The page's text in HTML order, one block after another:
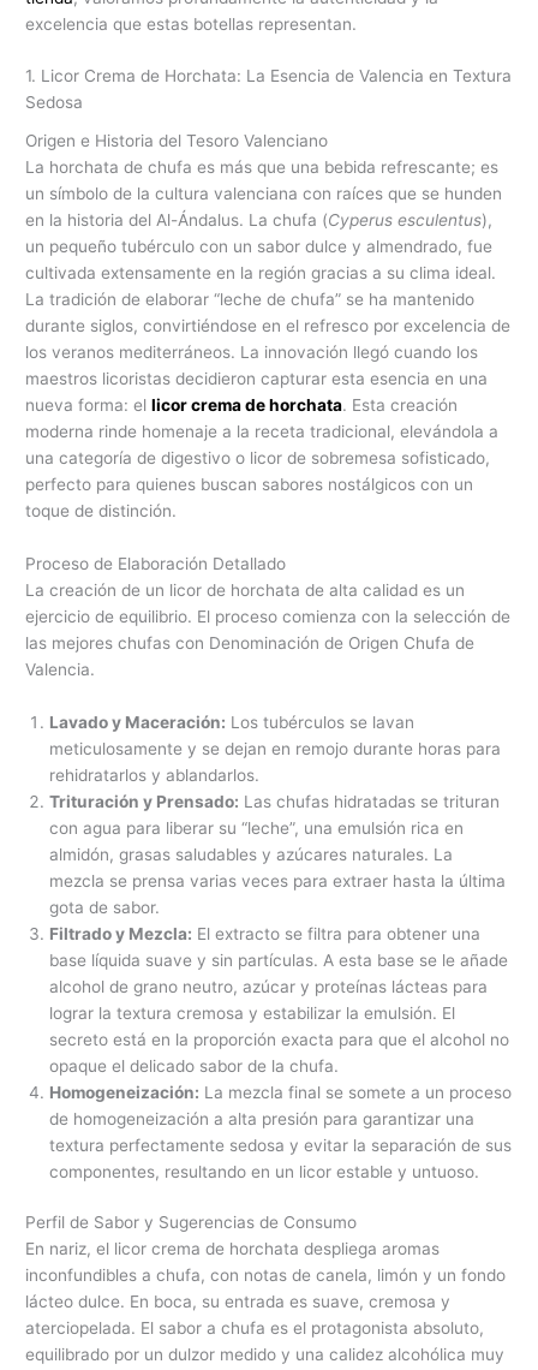
excelencia que estas botellas representan.
1. Licor Crema de Horchata: La Esencia de Valencia en Textura
Sedosa
Origen e Historia del Tesoro Valenciano
La horchata de chufa es más que una bebida refrescante; es
un símbolo de la cultura valenciana con raíces que se hunden
en la historia del Al-Ándalus. La chufa (Cyperus esculentus),
un pequeño tubérculo con un sabor dulce y almendrado, fue
cultivada extensamente en la región gracias a su clima ideal.
La tradición de elaborar “leche de chufa” se ha mantenido
durante siglos, convirtiéndose en el refresco por excelencia de
los veranos mediterráneos. La innovación llegó cuando los
maestros licoristas decidieron capturar esta esencia en una
nueva forma: ellicor crema de horchata. Esta creación
moderna rinde homenaje a la receta tradicional, elevándola a
una categoría de digestivo o licor de sobremesa sofisticado,
perfecto para quienes buscan sabores nostálgicos con un
toque de distinción.
Proceso de Elaboración Detallado
La creación de un licor de horchata de alta calidad es un
ejercicio de equilibrio. El proceso comienza con la selección de
las mejores chufas con Denominación de Origen Chufa de
Valencia.
Lavado y Maceración: Los tubérculos se lavan
meticulosamente y se dejan en remojo durante horas para
rehidratarlos y ablandarlos.
Trituración y Prensado: Las chufas hidratadas se trituran
con agua para liberar su “leche”, una emulsión rica en
almidón, grasas saludables y azúcares naturales. La
mezcla se prensa varias veces para extraer hasta la última
gota de sabor.
Filtrado y Mezcla: El extracto se filtra para obtener una
base líquida suave y sin partículas. A esta base se le añade
alcohol de grano neutro, azúcar y proteínas lácteas para
lograr la textura cremosa y estabilizar la emulsión. El
secreto está en la proporción exacta para que el alcohol no
opaque el delicado sabor de la chufa.
Homogeneización: La mezcla final se somete a un proceso
de homogeneización a alta presión para garantizar una
textura perfectamente sedosa y evitar la separación de sus
componentes, resultando en un licor estable y untuoso.
Perfil de Sabor y Sugerencias de Consumo
En nariz, el licor crema de horchata despliega aromas
inconfundibles a chufa, con notas de canela, limón y un fondo
lácteo dulce. En boca, su entrada es suave, cremosa y
aterciopelada. El sabor a chufa es el protagonista absoluto,
equilibrado por un dulzor medido y una calidez alcohólica muy